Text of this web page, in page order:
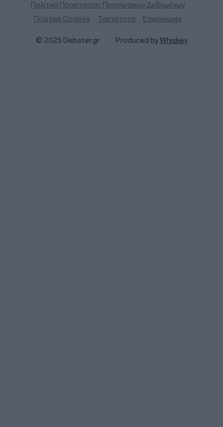
Πολιτική Προστασίας Προσωπικών Δεδομένων
Πολιτική Cookies
Ταυτότητα Επικοινωνία
© 2025 Debater.gr Produced byWhiskey